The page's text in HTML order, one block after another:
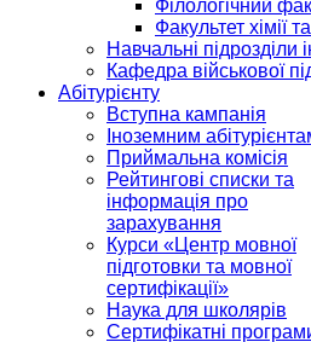
Філологічний
Факультет хімії
Навчальні
Кафедра військової
Абітурієнту
Вступна кампанія
Іноземним
Приймальна комісія
Рейтингові списки та
інформація про
зарахування
Курси «Центр мовної
підготовки та мовної
сертифікації»
Наука для школярів
Сертифікатні